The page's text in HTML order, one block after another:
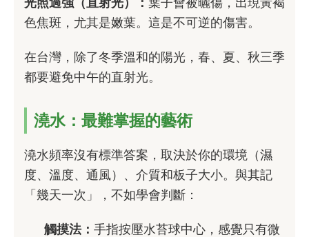
色焦斑，尤其是嫩葉。這是不可逆的傷害。
在台灣，除了冬季溫和的陽光，春、夏、秋三季
都要避免中午的直射光。
澆水：最難掌握的藝術
澆水頻率沒有標準答案，取決於你的環境（濕
度、溫度、通風）、介質和板子大小。與其記
「幾天一次」，不如學會判斷：
觸摸法： 手指按壓水苔球中心，感覺只有微